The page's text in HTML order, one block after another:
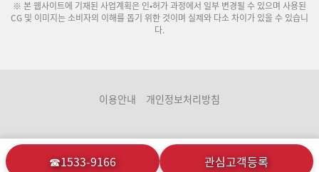
※ 본 웹사이트에 기재된 사업계획은 인•허가 과정에서 일부 변경될 수 있으며 사용된
CG 및 이미지는 소비자의 이해를 돕기 위한 것이며 실제와 다소 차이가 있을 수 있습니
다.
이용안내 개인정보처리방침
☎1533-9166 관심고객등록
분양관련사이트